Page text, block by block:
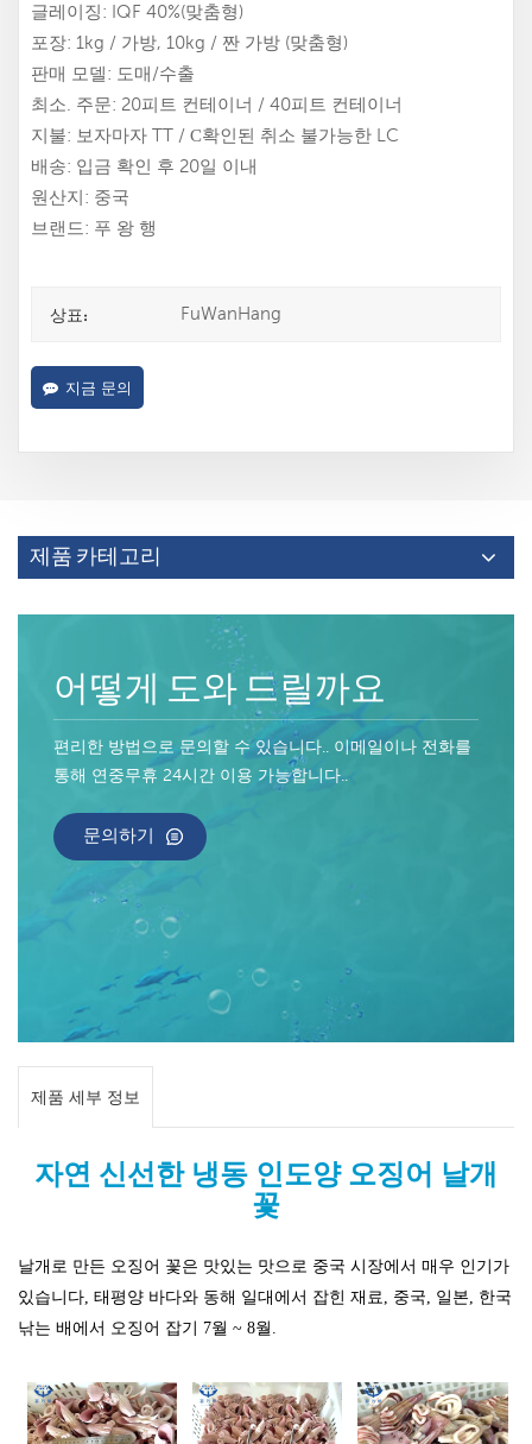
글레이징: IQF 40%(맞춤형)
포장: 1kg / 가방, 10kg / 짠 가방 (맞춤형)
판매 모델: 도매/수출
최소. 주문: 20피트 컨테이너 / 40피트 컨테이너
지불: 보자마자 TT / С확인된 취소 불가능한 LC
배송: 입금 확인 후 20일 이내
원산지: 중국
브랜드: 푸 왕 행
상표: FuWanHang
지금 문의
제품 카테고리
어떻게 도와 드릴까요
편리한 방법으로 문의할 수 있습니다.. 이메일이나 전화를
통해 연중무휴 24시간 이용 가능합니다..
문의하기
제품 세부 정보
자연 신선한 냉동 인도양 오징어 날개
꽃
날개로 만든 오징어 꽃은 맛있는 맛으로 중국 시장에서 매우 인기가
있습니다, 태평양 바다와 동해 일대에서 잡힌 재료, 중국, 일본, 한국
낚는 배에서 오징어 잡기 7월 ~ 8월.